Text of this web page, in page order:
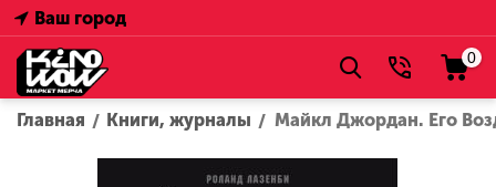
Ваш город
0
Главная / Книги, журналы / Майкл Джордан. Его